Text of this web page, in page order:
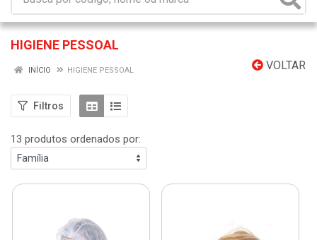
HIGIENE PESSOAL
VOLTAR
INÍCIO HIGIENE PESSOAL
Filtros
13 produtos ordenados por: